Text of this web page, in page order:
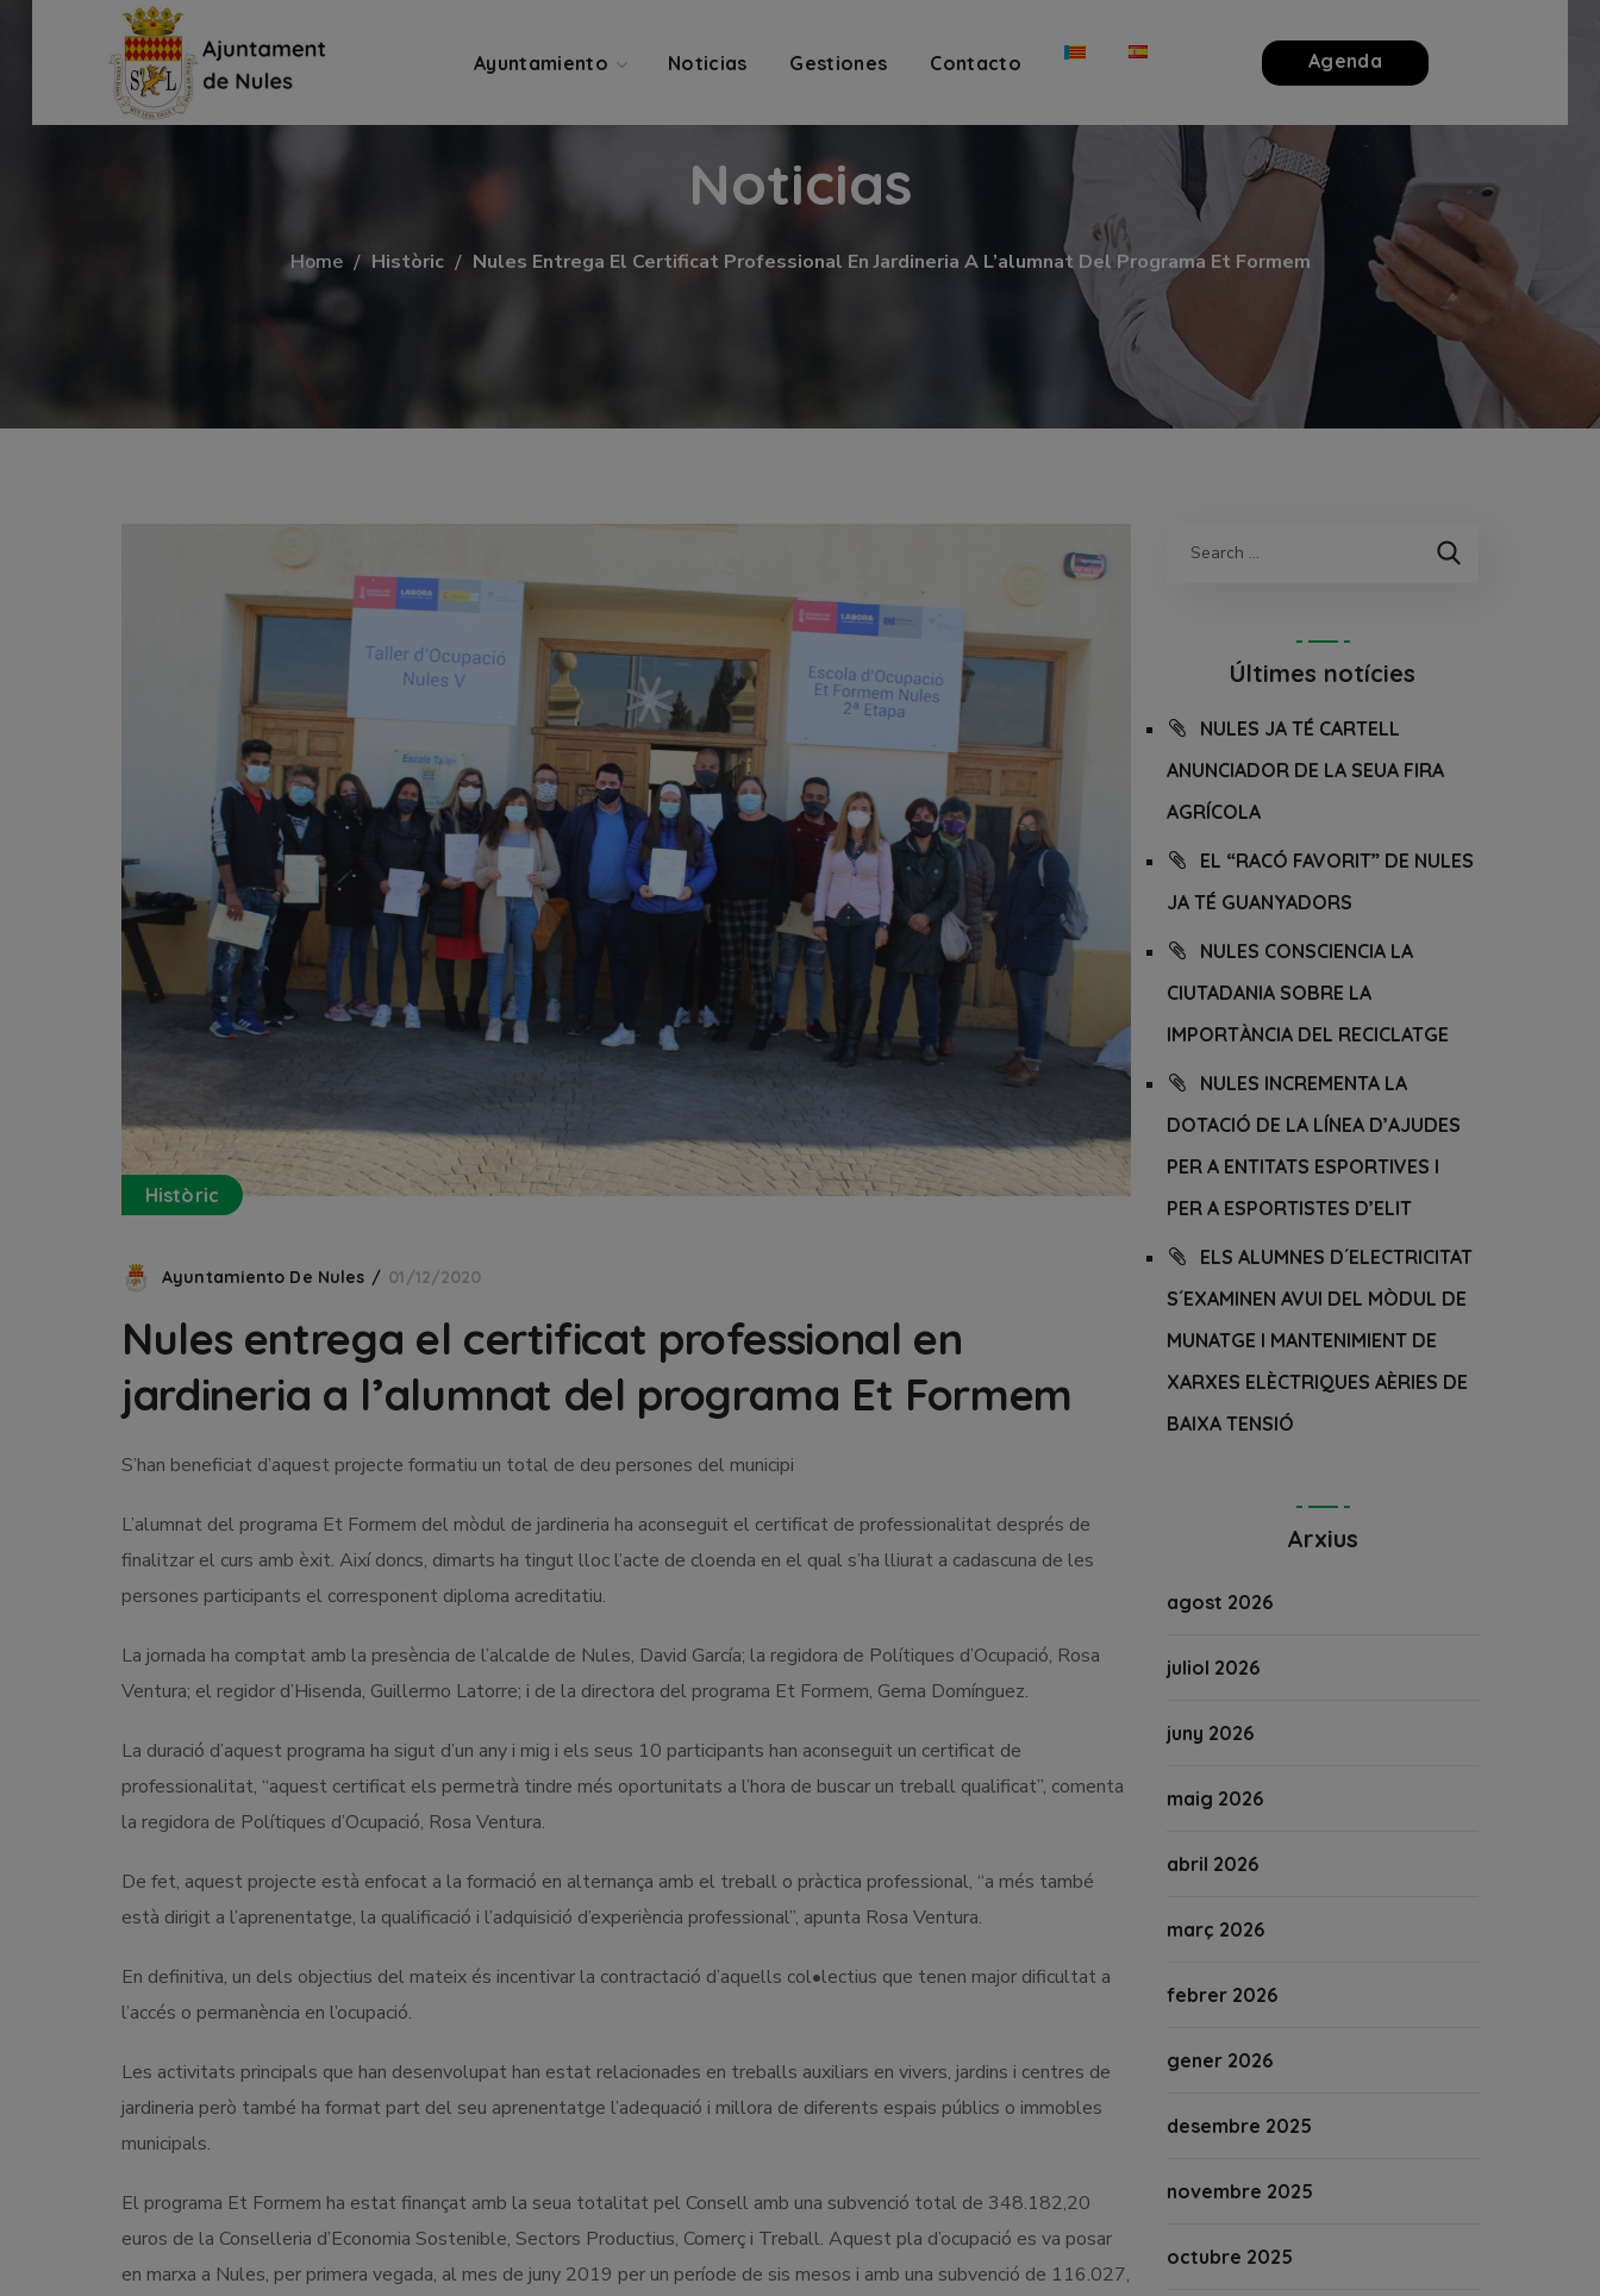
Ayuntamiento Noticias Gestiones Contacto Agenda
Noticias
Home Històric Nules Entrega El Certificat Professional En Jardineria A L’alumnat Del Programa Et Formem
Històric
Ayuntamiento De Nules 01/12/2020
Nules entrega el certificat professional en
jardineria a l’alumnat del programa Et Formem
S’han beneficiat d’aquest projecte formatiu un total de deu persones del municipi
L’alumnat del programa Et Formem del mòdul de jardineria ha aconseguit el certificat de professionalitat després de
finalitzar el curs amb èxit. Així doncs, dimarts ha tingut lloc l’acte de cloenda en el qual s’ha lliurat a cadascuna de les
persones participants el corresponent diploma acreditatiu.
La jornada ha comptat amb la presència de l’alcalde de Nules, David García; la regidora de Polítiques d’Ocupació, Rosa
Ventura; el regidor d’Hisenda, Guillermo Latorre; i de la directora del programa Et Formem, Gema Domínguez.
La duració d’aquest programa ha sigut d’un any i mig i els seus 10 participants han aconseguit un certificat de
professionalitat, “aquest certificat els permetrà tindre més oportunitats a l’hora de buscar un treball qualificat”, comenta
la regidora de Polítiques d’Ocupació, Rosa Ventura.
De fet, aquest projecte està enfocat a la formació en alternança amb el treball o pràctica professional, “a més també
està dirigit a l’aprenentatge, la qualificació i l’adquisició d’experiència professional”, apunta Rosa Ventura.
En definitiva, un dels objectius del mateix és incentivar la contractació d’aquells col•lectius que tenen major dificultat a
l’accés o permanència en l’ocupació.
Les activitats principals que han desenvolupat han estat relacionades en treballs auxiliars en vivers, jardins i centres de
jardineria però també ha format part del seu aprenentatge l’adequació i millora de diferents espais públics o immobles
municipals.
El programa Et Formem ha estat finançat amb la seua totalitat pel Consell amb una subvenció total de 348.182,20
euros de la Conselleria d’Economia Sostenible, Sectors Productius, Comerç i Treball. Aquest pla d’ocupació es va posar
en marxa a Nules, per primera vegada, al mes de juny 2019 per un període de sis mesos i amb una subvenció de 116.027,
Últimes notícies
NULES JA TÉ CARTELL
ANUNCIADOR DE LA SEUA FIRA
AGRÍCOLA
EL “RACÓ FAVORIT” DE NULES
JA TÉ GUANYADORS
NULES CONSCIENCIA LA
CIUTADANIA SOBRE LA
IMPORTÀNCIA DEL RECICLATGE
NULES INCREMENTA LA
DOTACIÓ DE LA LÍNEA D’AJUDES
PER A ENTITATS ESPORTIVES I
PER A ESPORTISTES D’ELIT
ELS ALUMNES D´ELECTRICITAT
S´EXAMINEN AVUI DEL MÒDUL DE
MUNATGE I MANTENIMIENT DE
XARXES ELÈCTRIQUES AÈRIES DE
BAIXA TENSIÓ
Arxius
agost 2026
juliol 2026
juny 2026
maig 2026
abril 2026
març 2026
febrer 2026
gener 2026
desembre 2025
novembre 2025
octubre 2025